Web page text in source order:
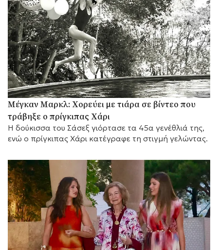
Μέγκαν Μαρκλ: Χορεύει με τιάρα σε βίντεο που
τράβηξε ο πρίγκιπας Χάρι
Η δούκισσα του Σάσεξ γιόρτασε τα 45α γενέθλιά της,
ενώ ο πρίγκιπας Χάρι κατέγραφε τη στιγμή γελώντας.